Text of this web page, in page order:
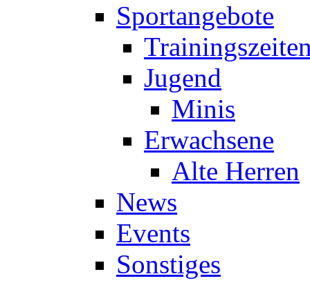
Sportangebote
Jugend
Minis
Erwachsene
Alte Herren
News
Events
Sonstiges